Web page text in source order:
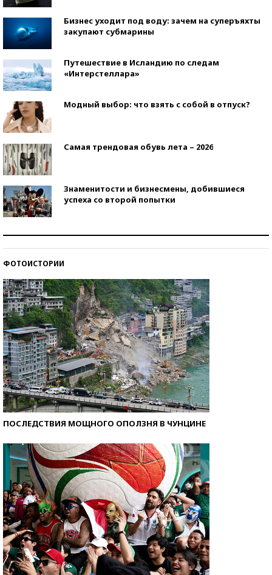
Бизнес уходит под воду: зачем на суперъяхты
закупают субмарины
Путешествие в Исландию по следам
«Интерстеллара»
Модный выбор: что взять с собой в отпуск?
Самая трендовая обувь лета – 2026
Знаменитости и бизнесмены, добившиеся
успеха со второй попытки
ФОТОИСТОРИИ
ПОСЛЕДСТВИЯ МОЩНОГО ОПОЛЗНЯ В ЧУНЦИНЕ